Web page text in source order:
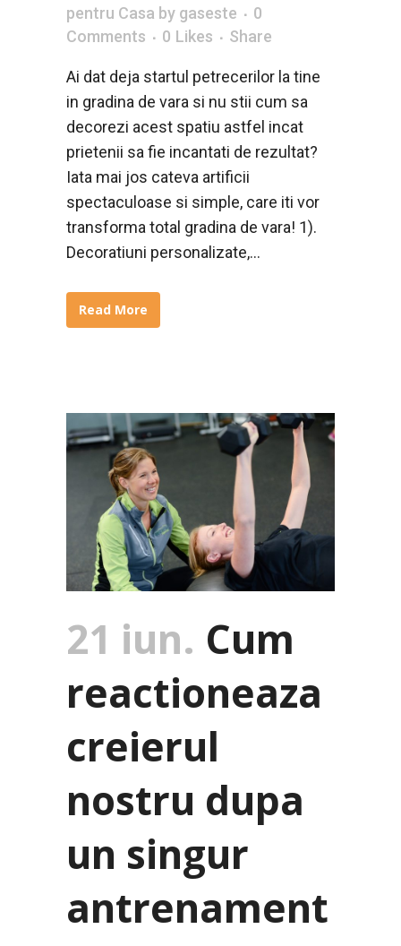
pentru Casa by gaseste
0
Comments
0 Likes Share
Ai dat deja startul petrecerilor la tine
in gradina de vara si nu stii cum sa
decorezi acest spatiu astfel incat
prietenii sa fie incantati de rezultat?
Iata mai jos cateva artificii
spectaculoase si simple, care iti vor
transforma total gradina de vara! 1).
Decoratiuni personalizate,...
Read More
21 iun. Cum
reactioneaza
creierul
nostru dupa
un singur
antrenament